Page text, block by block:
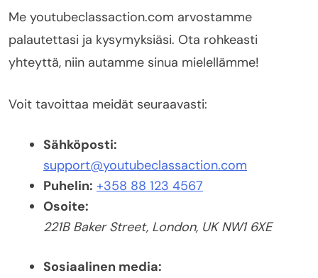
Me youtubeclassaction.com arvostamme
palautettasi ja kysymyksiäsi. Ota rohkeasti
yhteyttä, niin autamme sinua mielellämme!
Voit tavoittaa meidät seuraavasti:
Sähköposti:
support@youtubeclassaction.com
Puhelin: +358 88 123 4567
Osoite:
221B Baker Street, London, UK NW1 6XE
Sosiaalinen media: